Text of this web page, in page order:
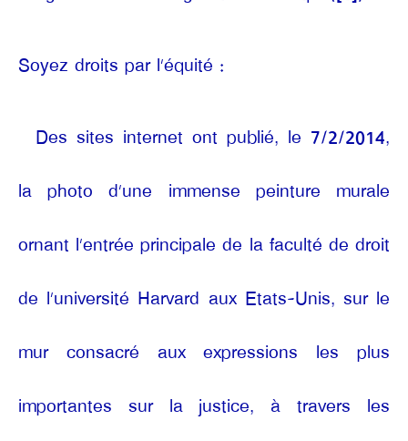
Soyez droits par l’équité :
Des sites internet ont publié, le 7/2/2014,
la photo d’une immense peinture murale
ornant l’entrée principale de la faculté de droit
de l’université Harvard aux Etats-Unis, sur le
mur consacré aux expressions les plus
importantes sur la justice, à travers les